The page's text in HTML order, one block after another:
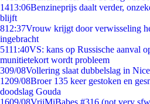
1413:06Benzineprijs daalt verder,
blijft
812:37Vrouw krijgt door verwisseling
ingebracht
5111:40VS: kans op Russische aanval
munitietekort wordt probleem
309/08Vollering slaat dubbelslag in
1209/08Broer 135 keer gestoken en
doodslag Gouda
1609/08VrijMiBabes #316 (not very